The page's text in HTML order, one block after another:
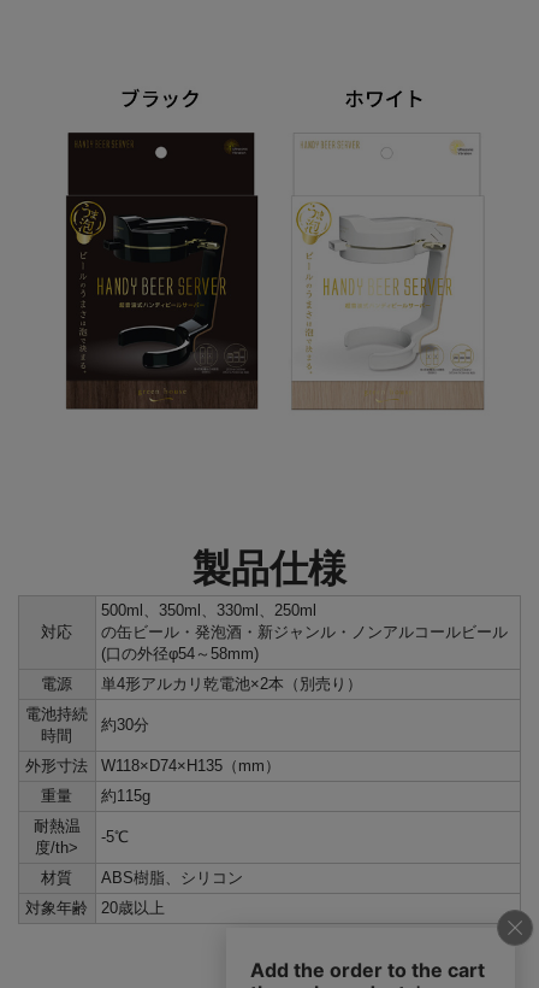
製品仕様
対応
500ml、350ml、330ml、250ml
の缶ビール・発泡酒・新ジャンル・ノンアルコールビール
(口の外径φ54～58mm)
電源
単4形アルカリ乾電池×2本（別売り）
電池持続
時間
約30分
外形寸法
W118×D74×H135（mm）
重量
約115g
耐熱温
度/th>
-5℃
材質
ABS樹脂、シリコン
対象年齢
20歳以上